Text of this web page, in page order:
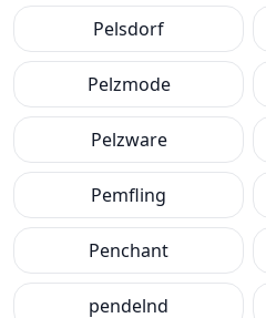
Pelsdorf
Pelzmode
Pelzware
Pemfling
Penchant
pendelnd